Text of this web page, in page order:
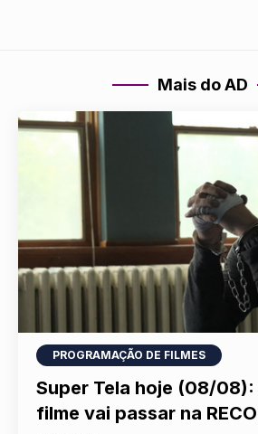
Mais do AD
PROGRAMAÇÃO DE FILMES
Super Tela hoje (08/08):
filme vai passar na